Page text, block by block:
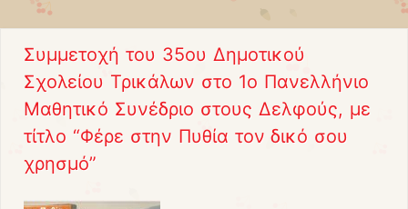
Μετάβαση στο περιεχόμενο
Συμμετοχή του 35ου Δημοτικού
Σχολείου Τρικάλων στο 1ο Πανελλήνιο
Μαθητικό Συνέδριο στους Δελφούς, με
τίτλο “Φέρε στην Πυθία τον δικό σου
χρησμό”